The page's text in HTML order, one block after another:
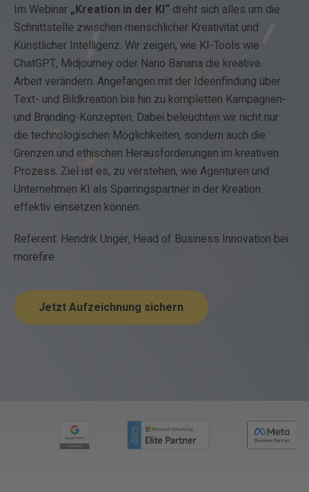
Im Webinar „Kreation in der KI“ dreht sich alles um die
Schnittstelle zwischen menschlicher Kreativität und
Künstlicher Intelligenz. Wir zeigen, wie KI-Tools wie
ChatGPT, Midjourney oder Nano Banana die kreative
Arbeitverändern. Angefangen mit der Ideenfindung über
Text- und Bildkreation bis hin zu kompletten Kampagnen-
und Branding-Konzepten. Dabei beleuchten wir nicht nur
die technologischen Möglichkeiten, sondern auch die
Grenzen und ethischen Herausforderungen im kreativen
Prozess. Ziel ist es, zu verstehen, wie Agenturen und
Unternehmen KI als Sparringspartner in der Kreation
effektiv einsetzen können.
Referent: Hendrik Unger, Head of Business Innovation bei
morefire
Jetzt Aufzeichnung sichern